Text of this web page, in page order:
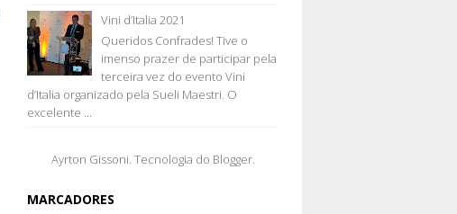
Vini d’Italia 2021
Queridos Confrades! Tive o
imenso prazer de participar pela
terceira vez do evento Vini
d’Italia organizado pela Sueli Maestri. O
excelente ...
Ayrton Gissoni. Tecnologia do Blogger.
MARCADORES